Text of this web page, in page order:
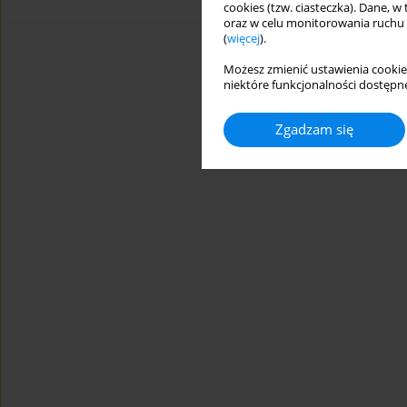
cookies (tzw. ciasteczka). Dane,
oraz w celu monitorowania ruchu
(więcej).
Możesz zmienić ustawienia
niektóre funkcjonalności
Zgadzam się